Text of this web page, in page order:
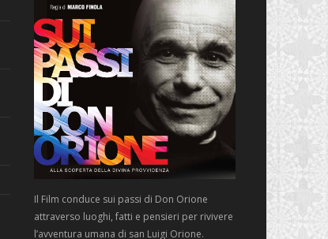
Il Film conduce sui passi di Don Orione
attraverso luoghi, fatti e pensieri per rivivere
l’avventura umana di san Luigi Orione.